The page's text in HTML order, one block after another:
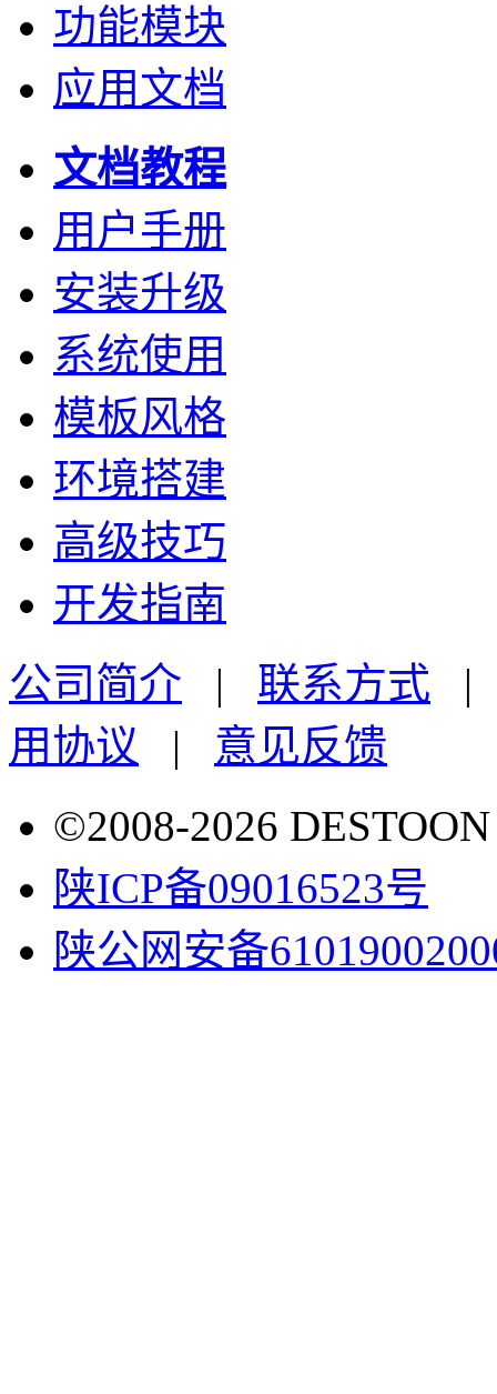
功能模块
应用文档
文档教程
用户手册
安装升级
系统使用
模板风格
环境搭建
高级技巧
开发指南
公司简介 | 联系方式
用协议 | 意见反馈
©2008-2026
陕ICP备09016523号
陕公网安备